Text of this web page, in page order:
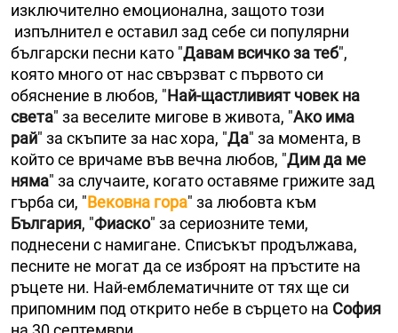
изключително емоционална, защото този
изпълнител е оставил зад себе си популярни
български песни като "Давам всичко за теб",
която много от нас свързват с първото си
обяснение в любов, "Най-щастливият човек на
света" за веселите мигове в живота, "Ако има
рай" за скъпите за нас хора, "Да" за момента, в
който се вричаме във вечна любов, "Дим да ме
няма" за случаите, когато оставяме грижите зад
гърба си, "Вековна гора" за любовта към
България, "Фиаско" за сериозните теми,
поднесени с намигане. Списъкът продължава,
песните не могат да се изброят на пръстите на
ръцете ни. Най-емблематичните от тях ще си
припомним под открито небе в сърцето на София